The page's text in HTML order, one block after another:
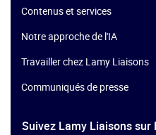
Contenus et services
Notre approche de l'IA
Travailler chez Lamy Liaisons
Communiqués de presse
Suivez Lamy Liaisons sur